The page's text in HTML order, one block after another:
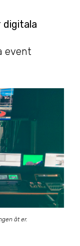
digitala
event
åt er.